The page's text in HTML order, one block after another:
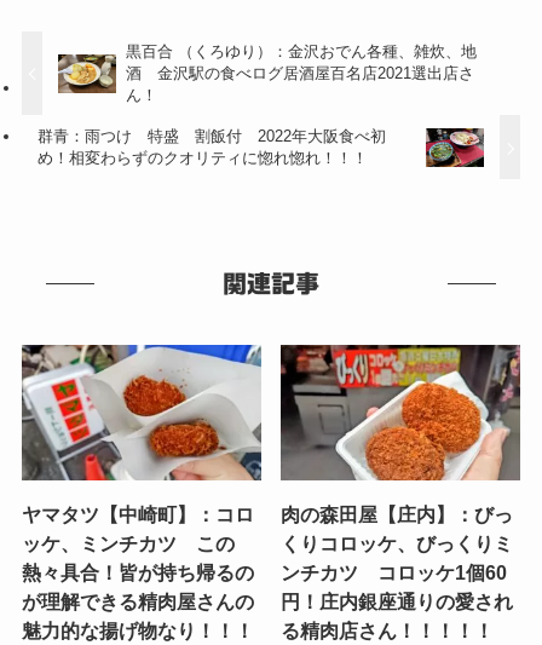
黒百合 （くろゆり）：金沢おでん各種、雑炊、地
酒 金沢駅の食べログ居酒屋百名店2021選出店さ
ん！
群青：雨つけ 特盛 割飯付 2022年大阪食べ初
め！相変わらずのクオリティに惚れ惚れ！！！
関連記事
ヤマタツ【中崎町】：コロ
ッケ、ミンチカツ この
熱々具合！皆が持ち帰るの
が理解できる精肉屋さんの
魅力的な揚げ物なり！！！
肉の森田屋【庄内】：びっ
くりコロッケ、びっくりミ
ンチカツ コロッケ1個60
円！庄内銀座通りの愛され
る精肉店さん！！！！！